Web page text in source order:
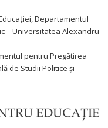
Departamentul
– Universitatea Alexandru
pentru Pregătirea
de Studii Politice și